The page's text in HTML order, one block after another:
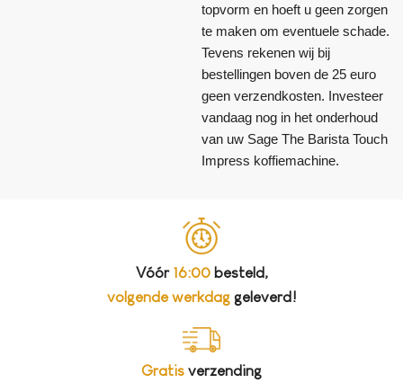
topvorm en hoeft u geen zorgen
te maken om eventuele schade.
Tevens rekenen wij bij
bestellingen boven de 25 euro
geen verzendkosten. Investeer
vandaag nog in het onderhoud
van uw Sage The Barista Touch
Impress koffiemachine.
Vóór 16:00besteld,
volgende werkdaggeleverd!
Gratis verzending